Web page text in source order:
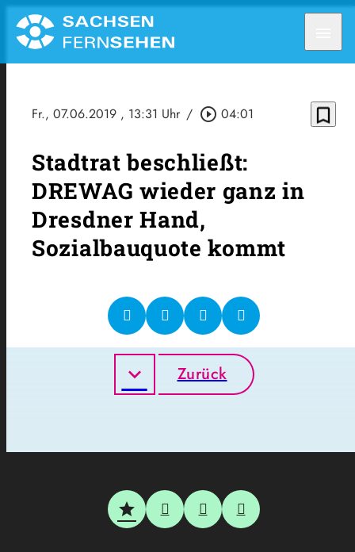
Fr., 07.06.2019 , 13:31 Uhr / play_circle_outline 04:01 bookmark_border
Stadtrat beschließt:
DREWAG wieder ganz in
Dresdner Hand,
Sozialbauquote kommt
Zurück